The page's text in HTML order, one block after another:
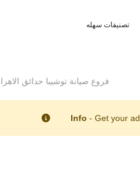
تصنيفات سهله
فروع صيانة توشيبا حدائق الاهرام
Info - Get your